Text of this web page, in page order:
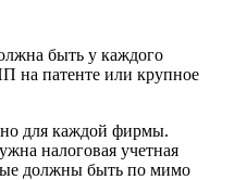
быть у каждого
на патенте или крупное
для каждой фирмы.
налоговая учетная
должны быть по мимо